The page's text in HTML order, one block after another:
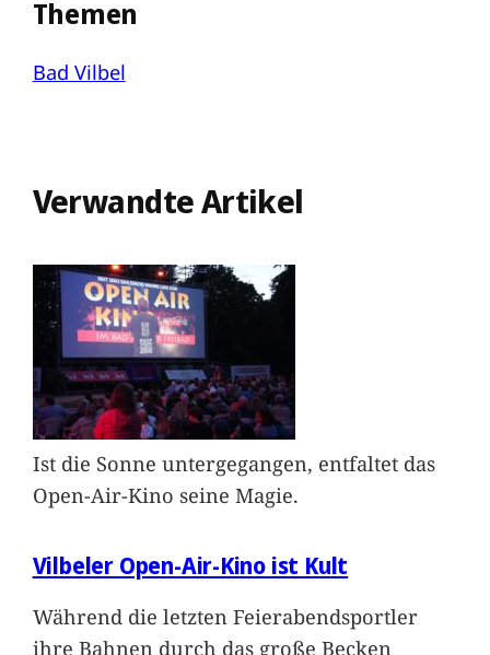
Themen
Bad Vilbel
Verwandte Artikel
Ist die Sonne untergegangen, entfaltet das
Open-Air-Kino seine Magie.
Vilbeler Open-Air-Kino ist Kult
Während die letzten Feierabendsportler
ihre Bahnen durch das große Becken